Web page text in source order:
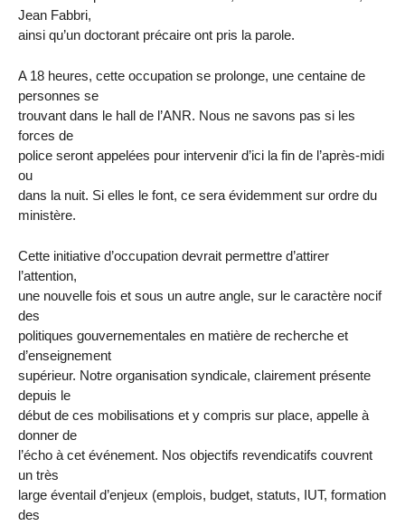
Jean Fabbri,
ainsi qu’un doctorant précaire ont pris la parole.
A 18 heures, cette occupation se prolonge, une centaine de
personnes se
trouvant dans le hall de l’ANR. Nous ne savons pas si les
forces de
police seront appelées pour intervenir d’ici la fin de l’après-midi
ou
dans la nuit. Si elles le font, ce sera évidemment sur ordre du
ministère.
Cette initiative d’occupation devrait permettre d’attirer
l’attention,
une nouvelle fois et sous un autre angle, sur le caractère nocif
des
politiques gouvernementales en matière de recherche et
d’enseignement
supérieur. Notre organisation syndicale, clairement présente
depuis le
début de ces mobilisations et y compris sur place, appelle à
donner de
l’écho à cet événement. Nos objectifs revendicatifs couvrent
un très
large éventail d’enjeux (emplois, budget, statuts, IUT, formation
des